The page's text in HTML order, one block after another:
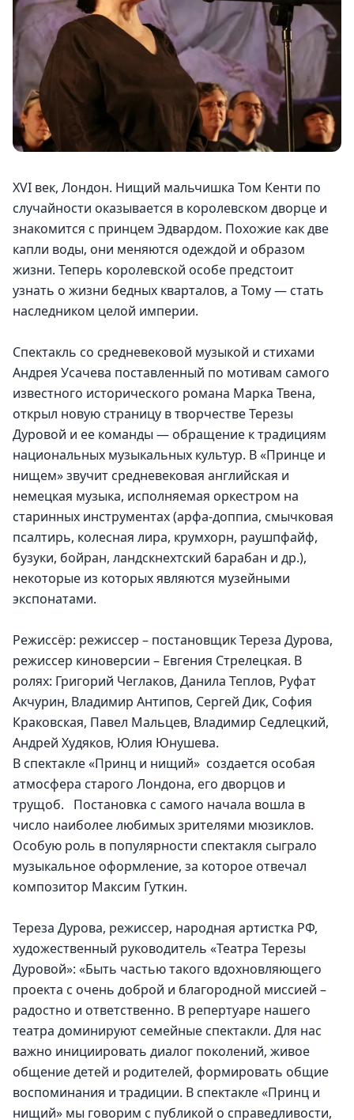
XVI век, Лондон. Нищий мальчишка Том Кенти по
случайности оказывается в королевском дворце и
знакомится с принцем Эдвардом. Похожие как две
капли воды, они меняются одеждой и образом
жизни. Теперь королевской особе предстоит
узнать о жизни бедных кварталов, а Тому — стать
наследником целой империи.
Спектакль со средневековой музыкой и стихами
Андрея Усачева поставленный по мотивам самого
известного исторического романа Марка Твена,
открыл новую страницу в творчестве Терезы
Дуровой и ее команды — обращение к традициям
национальных музыкальных культур. В «Принце и
нищем» звучит средневековая английская и
немецкая музыка, исполняемая оркестром на
старинных инструментах (арфа-доппиа, смычковая
псалтирь, колесная лира, крумхорн, раушпфайф,
бузуки, бойран, ландскнехтский барабан и др.),
некоторые из которых являются музейными
экспонатами.
Режиссёр: режиссер – постановщик Тереза Дурова,
режиссер киноверсии – Евгения Стрелецкая. В
ролях: Григорий Чеглаков, Данила Теплов, Руфат
Акчурин, Владимир Антипов, Сергей Дик, София
Краковская, Павел Мальцев, Владимир Седлецкий,
Андрей Худяков, Юлия Юнушева.
В спектакле «Принц и нищий»  создается особая
атмосфера старого Лондона, его дворцов и
трущоб.   Постановка с самого начала вошла в
число наиболее любимых зрителями мюзиклов.
Особую роль в популярности спектакля сыграло
музыкальное оформление, за которое отвечал
композитор Максим Гуткин.
Тереза Дурова, режиссер, народная артистка РФ,
художественный руководитель «Театра Терезы
Дуровой»: «Быть частью такого вдохновляющего
проекта с очень доброй и благородной миссией –
радостно и ответственно. В репертуаре нашего
театра доминируют семейные спектакли. Для нас
важно инициировать диалог поколений, живое
общение детей и родителей, формировать общие
воспоминания и традиции. В спектакле «Принц и
нищий» мы говорим с публикой о справедливости,